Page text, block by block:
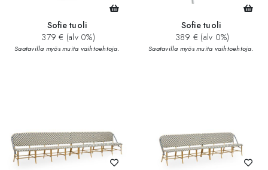
Sofie tuoli
379 € (alv 0%)
Saatavilla myös muita vaihtoehtoja.
Sofie tuoli
389 € (alv 0%)
Saatavilla myös muita vaihtoehtoja.